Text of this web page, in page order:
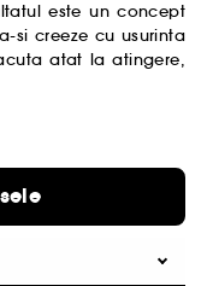
este un concept
si creeze cu usurinta
atat la atingere,